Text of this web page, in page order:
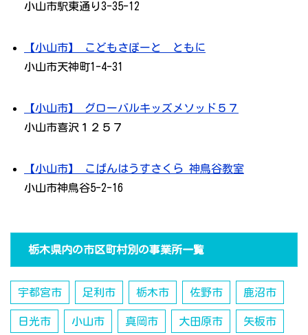
小山市駅東通り3-35-12
【小山市】 こどもさぽーと ともに
小山市天神町1-4-31
【小山市】 グローバルキッズメソッド５７
小山市喜沢１２５７
【小山市】 こぱんはうすさくら 神鳥谷教室
小山市神鳥谷5-2-16
栃木県内の市区町村別の事業所一覧
宇都宮市 足利市 栃木市 佐野市 鹿沼市
日光市 小山市 真岡市 大田原市 矢板市